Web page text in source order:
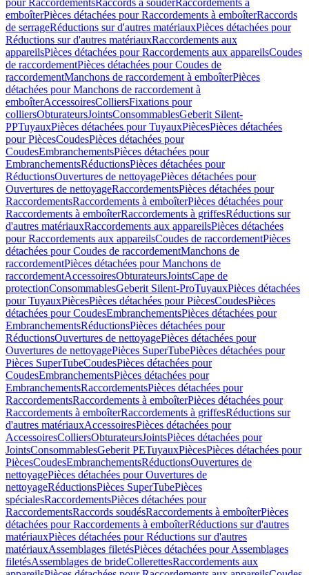
pour RaccordementsRaccords à souderRaccordements à
emboîterPièces détachées pour Raccordements à emboîterRaccords
de serrageRéductions sur d'autres matériauxPièces détachées pour
Réductions sur d'autres matériauxRaccordements aux
appareilsPièces détachées pour Raccordements aux appareilsCoudes
de raccordementPièces détachées pour Coudes de
raccordementManchons de raccordement à emboîterPièces
détachées pour Manchons de raccordement à
emboîterAccessoiresColliersFixations pour
colliersObturateursJointsConsommablesGeberit Silent-
PPTuyauxPièces détachées pour TuyauxPiècesPièces détachées
pour PiècesCoudesPièces détachées pour
CoudesEmbranchementsPièces détachées pour
EmbranchementsRéductionsPièces détachées pour
RéductionsOuvertures de nettoyagePièces détachées pour
Ouvertures de nettoyageRaccordementsPièces détachées pour
RaccordementsRaccordements à emboîterPièces détachées pour
Raccordements à emboîterRaccordements à griffesRéductions sur
d'autres matériauxRaccordements aux appareilsPièces détachées
pour Raccordements aux appareilsCoudes de raccordementPièces
détachées pour Coudes de raccordementManchons de
raccordementPièces détachées pour Manchons de
raccordementAccessoiresObturateursJointsCape de
protectionConsommablesGeberit Silent-ProTuyauxPièces détachées
pour TuyauxPiècesPièces détachées pour PiècesCoudesPièces
détachées pour CoudesEmbranchementsPièces détachées pour
EmbranchementsRéductionsPièces détachées pour
RéductionsOuvertures de nettoyagePièces détachées pour
Ouvertures de nettoyagePièces SuperTubePièces détachées pour
Pièces SuperTubeCoudesPièces détachées pour
CoudesEmbranchementsPièces détachées pour
EmbranchementsRaccordementsPièces détachées pour
RaccordementsRaccordements à emboîterPièces détachées pour
Raccordements à emboîterRaccordements à griffesRéductions sur
d'autres matériauxAccessoiresPièces détachées pour
AccessoiresColliersObturateursJointsPièces détachées pour
JointsConsommablesGeberit PETuyauxPiècesPièces détachées pour
PiècesCoudesEmbranchementsRéductionsOuvertures de
nettoyagePièces détachées pour Ouvertures de
nettoyageRéductionsPièces SuperTubePièces
spécialesRaccordementsPièces détachées pour
RaccordementsRaccords soudésRaccordements à emboîterPièces
détachées pour Raccordements à emboîterRéductions sur d'autres
matériauxPièces détachées pour Réductions sur d'autres
matériauxAssemblages filetésPièces détachées pour Assemblages
filetésAssemblages de brideCollerettesRaccordements aux